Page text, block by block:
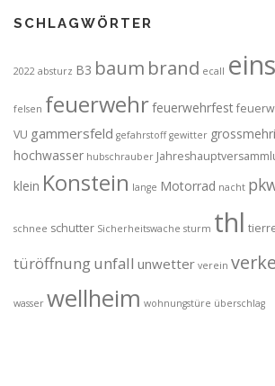
SCHLAGWÖRTER
2022 absturz B3 baum brand ecall
felsen feuerwehrfeuerwehrfest
VU gammersfeld gefahrstoff gewitter
hochwasser hubschrauber
klein Konstein lange Motorrad nacht
schnee schutter Sicherheitswache sturm thl
türöffnungunfall unwetter verein
wasser wellheim wohnungstüre überschlag